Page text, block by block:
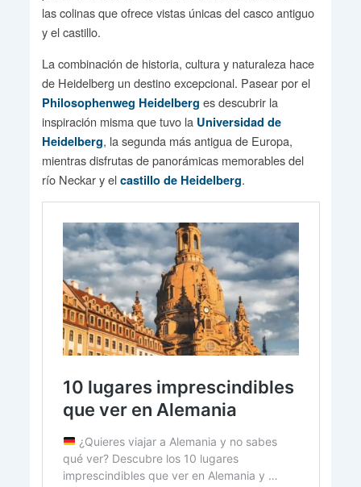
las colinas que ofrece vistas únicas del casco antiguo
y el castillo.
La combinación de historia, cultura y naturaleza hace
de Heidelberg un destino excepcional. Pasear por el
Philosophenweg Heidelberg es descubrir la
inspiración misma que tuvo la Universidad de
Heidelberg, la segunda más antigua de Europa,
mientras disfrutas de panorámicas memorables del
río Neckar y el castillo de Heidelberg.